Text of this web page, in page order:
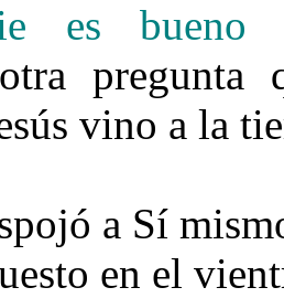
es bueno
otra
vino a la
a Sí
en el